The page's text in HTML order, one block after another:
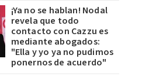
¡Ya no se hablan! Nodal
revela que todo
contacto con Cazzu es
mediante abogados:
"Ella y yo ya no pudimos
ponernos de acuerdo"